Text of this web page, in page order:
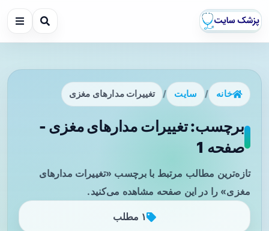
خانه / سایت / تغییرات مدارهای مغزی
برچسب: تغییرات مدارهای مغزی -
صفحه 1
تازه‌ترین مطالب مرتبط با برچسب «تغییرات مدارهای
مغزی» را در این صفحه مشاهده می‌کنید.
۱ مطلب